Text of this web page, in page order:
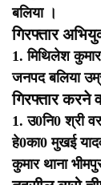
बलिया ।
गिरफ्तार
1. मिथिलेश
जनपद बलिया
गिरफ्तार करने
1. उ0नि0 श्री
हे0का0 मुखई
कुमार थाना